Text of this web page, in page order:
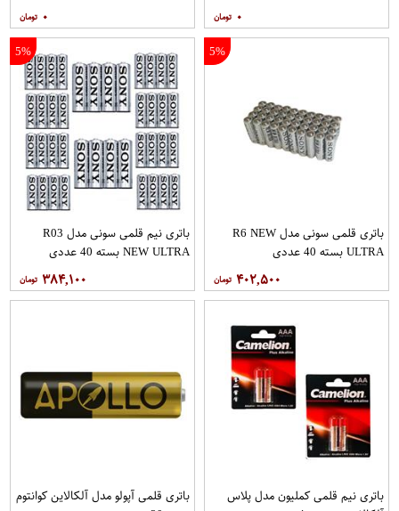
۰ ۰
5%
باتری قلمی سونی مدل R6 NEW
ULTRA بسته 40 عددی
۴۰۲,۵۰۰
5%
باتری نیم قلمی سونی مدل R03
NEW ULTRA بسته 40 عددی
۳۸۴,۱۰۰
باتری نیم قلمی کملیون مدل پلاس
باتری قلمی آپولو مدل آلکالاین کوانتوم